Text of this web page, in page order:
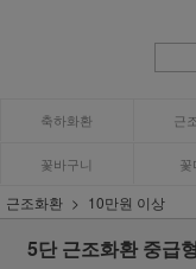
축하화환 근
꽃바구니
근조화환 10만원 이상
5단 근조화환 중급